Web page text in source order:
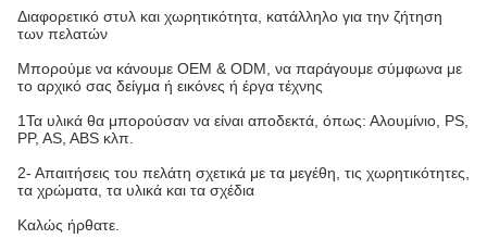
Διαφορετικό στυλ και χωρητικότητα, κατάλληλο για την ζήτηση
των πελατών
Μπορούμε να κάνουμε OEM & ODM, να παράγουμε σύμφωνα με
το αρχικό σας δείγμα ή εικόνες ή έργα τέχνης
1Τα υλικά θα μπορούσαν να είναι αποδεκτά, όπως: Αλουμίνιο, PS,
PP, AS, ABS κλπ.
2- Απαιτήσεις του πελάτη σχετικά με τα μεγέθη, τις χωρητικότητες,
τα χρώματα, τα υλικά και τα σχέδια
Καλώς ήρθατε.